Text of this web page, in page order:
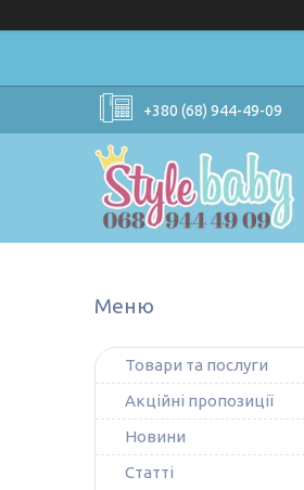
+380 (68) 944-49-09
Товари та послуги
Акційні пропозиції
Новини
Статті